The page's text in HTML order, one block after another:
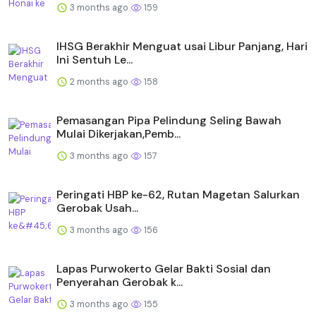
3 months ago 159
IHSG Berakhir Menguat usai Libur Panjang, Hari
Ini Sentuh Le...
2 months ago 158
Pemasangan Pipa Pelindung Seling Bawah
Mulai Dikerjakan,Pemb...
3 months ago 157
Peringati HBP ke-62, Rutan Magetan Salurkan
Gerobak Usah...
3 months ago 156
Lapas Purwokerto Gelar Bakti Sosial dan
Penyerahan Gerobak k...
3 months ago 155